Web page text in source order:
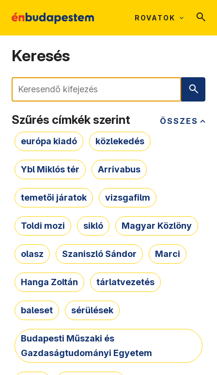
ROVATOK
Keresés
Keresés
ÖSSZES
Szűrés címkék szerint
európa kiadó közlekedés
Ybl Miklós tér Arrivabus
temetői járatok vizsgafilm
Toldi mozi sikló Magyar Közlöny
olasz Szaniszló Sándor Marci
Hanga Zoltán tárlatvezetés
baleset sérülések
Budapesti Műszaki és
Gazdaságtudományi Egyetem